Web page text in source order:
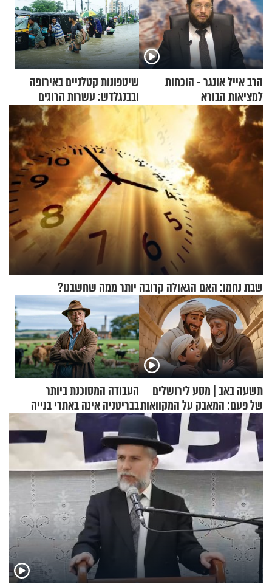
הרב אייל אונגר - הוכחות
למציאות הבורא
שיטפונות קטלניים באירופה
ובבנגלדש: עשרות הרוגים
ומיליון נפגעים
שבת נחמו: האם הגאולה קרובה יותר ממה שחשבנו?
תשעה באב | מסע לירושלים
של פעם: המאבק על המקוואות
העבודה המסוכנת ביותר
בבריטניה אינה באתרי בנייה
אלא דווקא בשדות